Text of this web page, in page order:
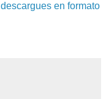
descargues en formato